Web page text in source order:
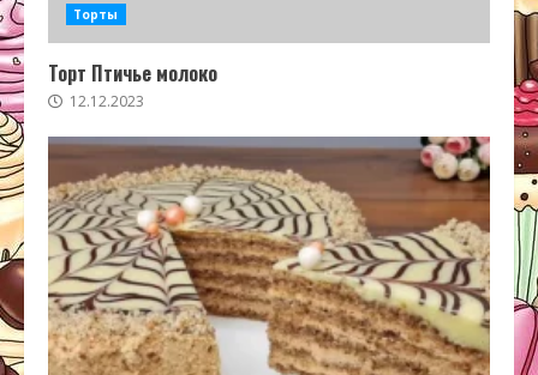
Торты
Торт Птичье молоко
12.12.2023